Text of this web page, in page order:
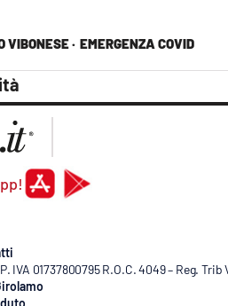
VIBONESE · EMERGENZA COVID
IVA 01737800795 R.O.C. 4049 – Reg. Trib